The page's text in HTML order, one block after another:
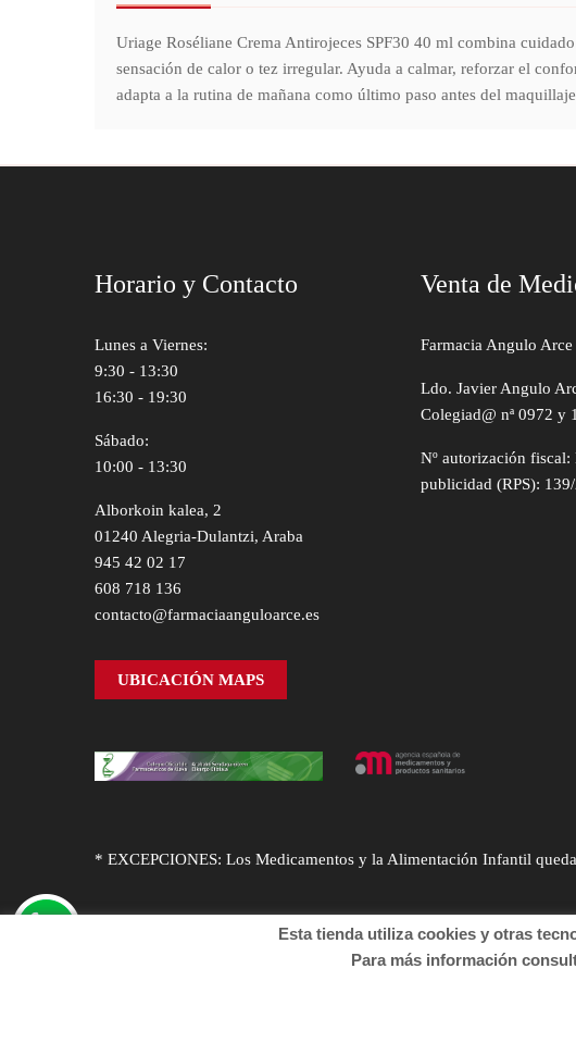
Uriage Roséliane Crema Antirojeces SPF30 40 ml combina
sensación de calor o tez irregular. Ayuda a calmar, reforzar el
adapta a la rutina de mañana como último paso antes del
Horario y Contacto
Lunes a Viernes:
9:30 - 13:30
16:30 - 19:30
Sábado:
10:00 - 13:30
Alborkoin kalea, 2
01240 Alegria-Dulantzi, Araba
945 42 02 17
608 718 136
contacto@farmaciaanguloarce.es
UBICACIÓN MAPS
Venta de
Farmacia Angulo
Ldo. Javier Angulo
Colegiad@ nª 0972 y
Nº autorización fiscal:
publicidad (RPS): 139/
* EXCEPCIONES: Los Medicamentos y la Alimentación Infantil
Esta tienda utiliza cookies y otras
Para más información